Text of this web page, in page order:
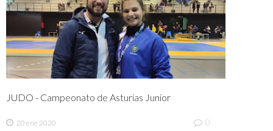
JUDO - Campeonato de Asturias Junior
20 ene 2020 0